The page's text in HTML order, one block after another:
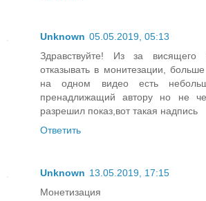
Unknown 05.05.2019, 05:13
Здравствуйте! Из за висящего
отказывать в монитезации,
на одном видео есть
пренадлижащий автору но не
разрешил показ,вот такая надпись
Ответить
Unknown 13.05.2019, 17:15
Монетизация